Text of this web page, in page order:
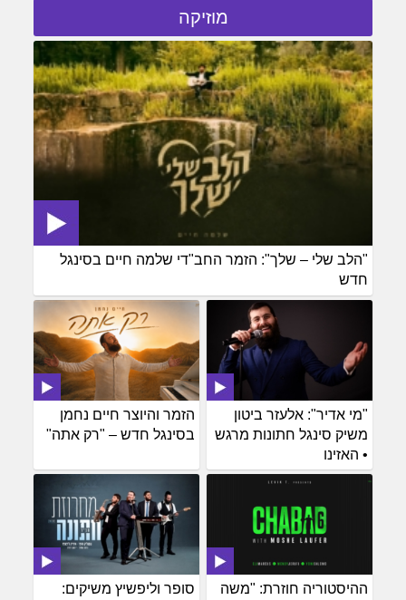
מוזיקה
"הלב שלי – שלך": הזמר החב"די שלמה חיים בסינגל
חדש
הזמר והיוצר חיים נחמן
בסינגל חדש – "רק אתה"
"מי אדיר": אלעזר ביטון
משיק סינגל חתונות מרגש
• האזינו
סופר וליפשיץ משיקים: ההיסטוריה חוזרת: "משה